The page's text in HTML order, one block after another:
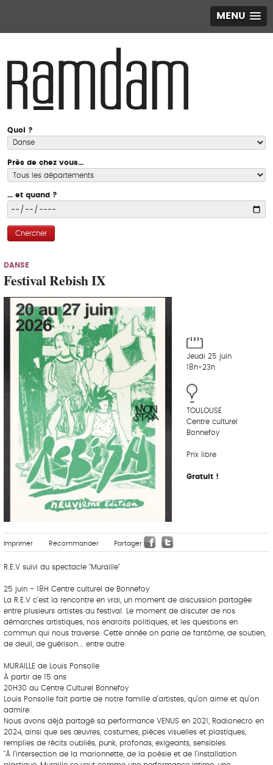
MENU
Quoi ?
Près de chez vous...
... et quand ?
Chercher
DANSE
Festival Rebish IX
Jeudi 25 juin
18h-23h
TOULOUSE
Centre culturel
Bonnefoy
Prix libre
Gratuit !
Imprimer Recommander Partager
R.E.V suivi du spectacle "Muraille"
25 juin - 18H Centre culturel de Bonnefoy
La R.E.V c’est la rencontre en vrai, un moment de discussion partagée
entre plusieurs artistes du festival. Le moment de discuter de nos
démarches artistiques, nos endroits politiques, et les questions en
commun qui nous traverse. Cette année on parle de fantôme, de soutien,
de deuil, de guérison... entre autre.
MURAILLE de Louis Ponsolle
À partir de 15 ans
20H30 au Centre Culturel Bonnefoy
Louis Ponsolle fait partie de notre famille d’artistes, qu’on aime et qu’on
admire.
Nous avons déjà partagé sa performance VENUS en 2021, Radionecro en
2024, ainsi que ses œuvres, costumes, pièces visuelles et plastiques,
remplies de récits oubliés, punk, profonds, exigeants, sensibles.
"À l’intersection de la marionnette, de la poésie et de l’installation